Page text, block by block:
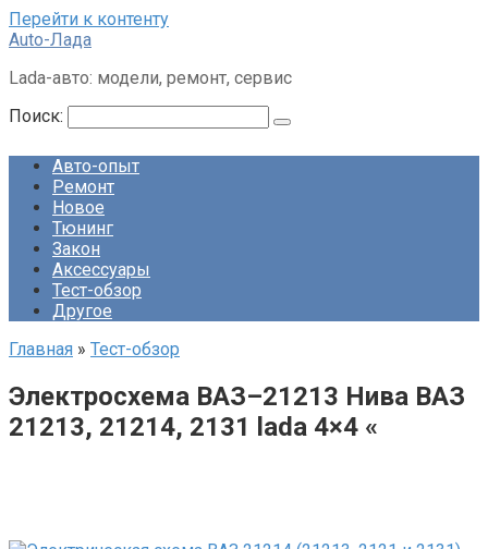
Перейти к контенту
Auto-Лада
Lada-авто: модели, ремонт, сервис
Поиск:
Авто-опыт
Ремонт
Новое
Тюнинг
Закон
Аксессуары
Тест-обзор
Другое
Главная » Тест-обзор
Электросхема ВАЗ–21213 Нива ВАЗ
21213, 21214, 2131 lada 4×4 «